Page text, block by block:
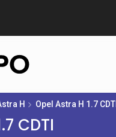
H Opel Astra H 1.7 CDTI
CDTI